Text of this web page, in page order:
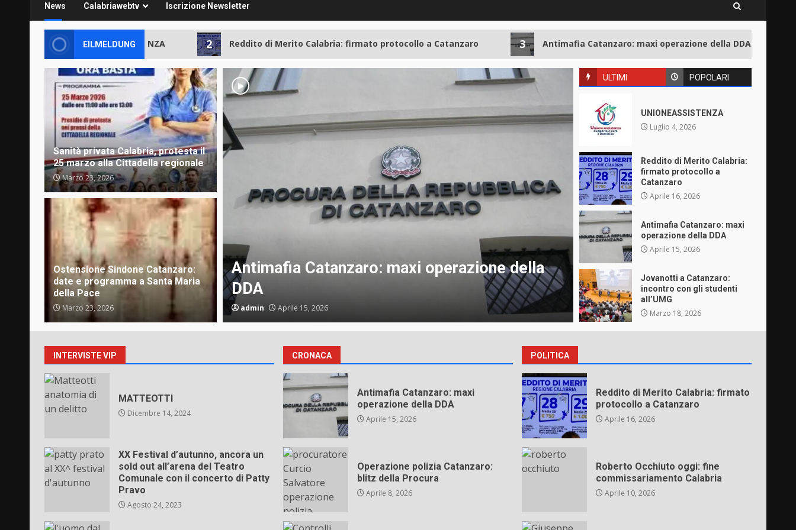
News Calabriawebtv Iscrizione Newsletter
EILMELDUNG
UNIONEASSISTENZA 2 Reddito di Merito Calabria: firmato protocollo a Catanzaro 3 Antimafia Catanzaro: maxi operazione della DDA
(OPI): “Più
e condizioni per
Antimafia Catanzaro: maxi operazione della
DDA
admin Aprile 15, 2026
Operazione polizia
Procura
admin Aprile 8, 2026
ULTIMI POPOLARI
UNIONEASSISTENZA
Luglio 4, 2026
Reddito di Merito Calabria:
firmato protocollo a
Catanzaro
Aprile 16, 2026
Antimafia Catanzaro: maxi
operazione della DDA
Aprile 15, 2026
Jovanotti a Catanzaro:
incontro con gli studenti
all’UMG
Marzo 18, 2026
Sanità privata Calabria, protesta il
25 marzo alla Cittadella regionale
Marzo 23, 2026
Ostensione Sindone Catanzaro:
date e programma a Santa Maria
della Pace
Marzo 23, 2026
INTERVISTE VIP
MATTEOTTI
Dicembre 14, 2024
XX Festival d’autunno, ancora un
sold out all’arena del Teatro
Comunale con il concerto di Patty
Pravo
Agosto 24, 2023
CRONACA
Antimafia Catanzaro: maxi
operazione della DDA
Aprile 15, 2026
Operazione polizia Catanzaro:
blitz della Procura
Aprile 8, 2026
POLITICA
Reddito di Merito Calabria: firmato
protocollo a Catanzaro
Aprile 16, 2026
Roberto Occhiuto oggi: fine
commissariamento Calabria
Aprile 10, 2026